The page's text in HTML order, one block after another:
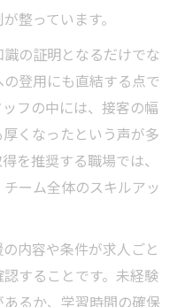
整っています。
の証明となるだけでな
登用にも直結する点で
フの中には、接客の幅
くなったという声が多
を推奨する職場では、
ーム全体のスキルアッ
内容や条件が求人ごと
することです。未経験
るか、学習時間の確保